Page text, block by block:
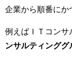
企業から順番にか
例えばＩＴコンサ
ンサルティンググ